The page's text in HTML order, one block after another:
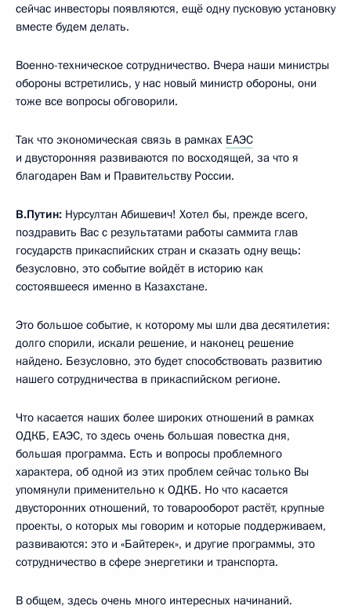
сейчас инвесторы появляются, ещё одну пусковую установку
вместе будем делать.
Военно-техническое сотрудничество. Вчера наши министры
обороны встретились, у нас новый министр обороны, они
тоже все вопросы обговорили.
Так что экономическая связь в рамках ЕАЭС
и двусторонняя развиваются по восходящей, за что я
благодарен Вам и Правительству России.
В.Путин: Нурсултан Абишевич! Хотел бы, прежде всего,
поздравить Вас с результатами работы саммита глав
государств прикаспийских стран и сказать одну вещь:
безусловно, это событие войдёт в историю как
состоявшееся именно в Казахстане.
Это большое событие, к которому мы шли два десятилетия:
долго спорили, искали решение, и наконец решение
найдено. Безусловно, это будет способствовать развитию
нашего сотрудничества в прикаспийском регионе.
Что касается наших более широких отношений в рамках
ОДКБ, ЕАЭС, то здесь очень большая повестка дня,
большая программа. Есть и вопросы проблемного
характера, об одной из этих проблем сейчас только Вы
упомянули применительно к ОДКБ. Но что касается
двусторонних отношений, то товарооборот растёт, крупные
проекты, о которых мы говорим и которые поддерживаем,
развиваются: это и «Байтерек», и другие программы, это
сотрудничество в сфере энергетики и транспорта.
В общем, здесь очень много интересных начинаний.